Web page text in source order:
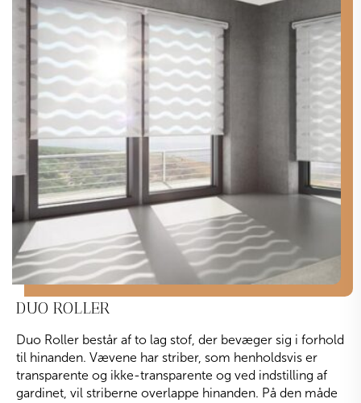
DUO ROLLER
Duo Roller består af to lag stof, der bevæger sig i forhold
til hinanden. Vævene har striber, som henholdsvis er
transparente og ikke-transparente og ved indstilling af
gardinet, vil striberne overlappe hinanden. På den måde